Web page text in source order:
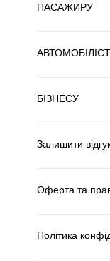
ПАСАЖИРУ
БІЗНЕСУ
Залишити
Оферта та
Політика